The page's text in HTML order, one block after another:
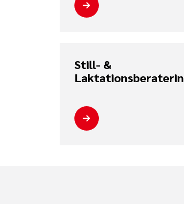
Still- &
Laktationsberaterin